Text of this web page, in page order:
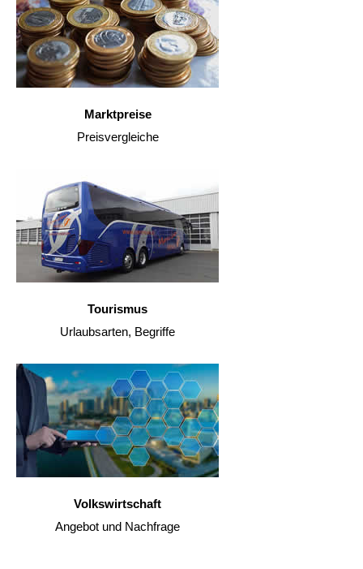
Marktpreise
Preisvergleiche
Tourismus
Urlaubsarten, Begriffe
Volkswirtschaft
Angebot und Nachfrage